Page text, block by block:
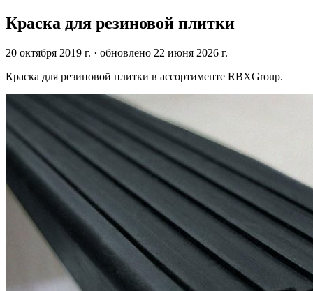
Краска для резиновой плитки
20 октября 2019 г. · обновлено 22 июня 2026 г.
Краска для резиновой плитки в ассортименте RBXGroup.